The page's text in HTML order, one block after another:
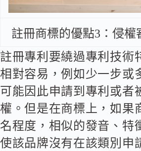
註冊商標的優點3：侵權
註冊專利要繞過專利技術
相對容易，例如少一步或
可能因此申請到專利或者
權。但是在商標上，如果
名程度，相似的發音、特
使該品牌沒有在該類別申